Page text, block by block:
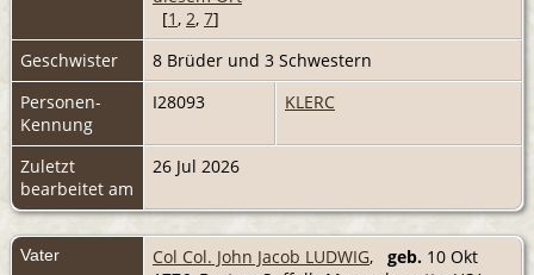
[1 , 2, 7]
Geschwister
8 Brüder und 3 Schwestern
Personen-
Kennung
I28093 KLERC
Zuletzt
bearbeitet am
26 Jul 2026
Vater Col Col. John Jacob LUDWIG, geb. 10 Okt